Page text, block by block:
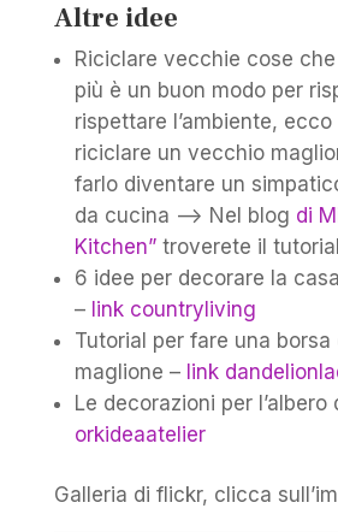
Altre idee
Riciclare vecchie cose
più è un buon modo per
rispettare l’ambiente, ecco
riciclare un vecchio
farlo diventare un
da cucina –> Nel blog di
Kitchen”troverete il tutorial
6 idee per decorare la
–link countryliving
Tutorial per fare una borsa
maglione – link
Le decorazioni per l’albero
orkideaatelier
Galleria di flickr, clicca